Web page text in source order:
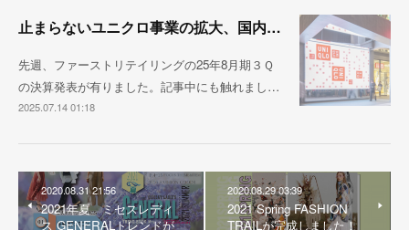
止まらないユニクロ事業の拡大、国内売上1兆円が視野に
先週、ファーストリテイリングの25年8月期３Ｑ
の決算発表が有りました。記事中にも触れまし…
2025.07.14 01:18
2020.08.31 21:56
2021年夏 ミセスレディ
ス GENERALトレンドが
2020.08.29 03:39
2021 Spring FASHION
TRAILが完成しました！